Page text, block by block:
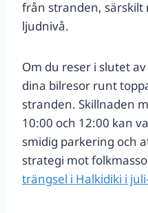
från stranden, särskilt
ljudnivå.
Om du reser i slutet
dina bilresor runt
stranden. Skillnaden
10:00 och 12:00 kan
smidig parkering och
strategi mot
trängsel i Halkidiki i